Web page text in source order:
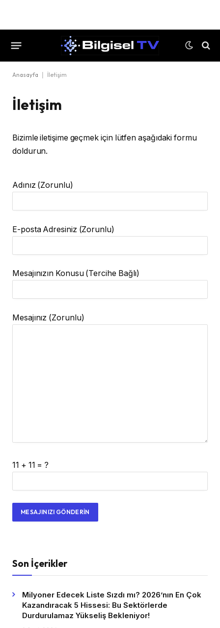
Anasayfa İletişim
İletişim
Bizimle iletişime geçmek için lütfen aşağıdaki formu
doldurun.
Adınız (Zorunlu)
E-posta Adresiniz (Zorunlu)
Mesajınızın Konusu (Tercihe Bağlı)
Mesajınız (Zorunlu)
11 + 11 = ?
Son İçerikler
Milyoner Edecek Liste Sızdı mı? 2026’nın En Çok
Kazandıracak 5 Hissesi: Bu Sektörlerde
Durdurulamaz Yükseliş Bekleniyor!